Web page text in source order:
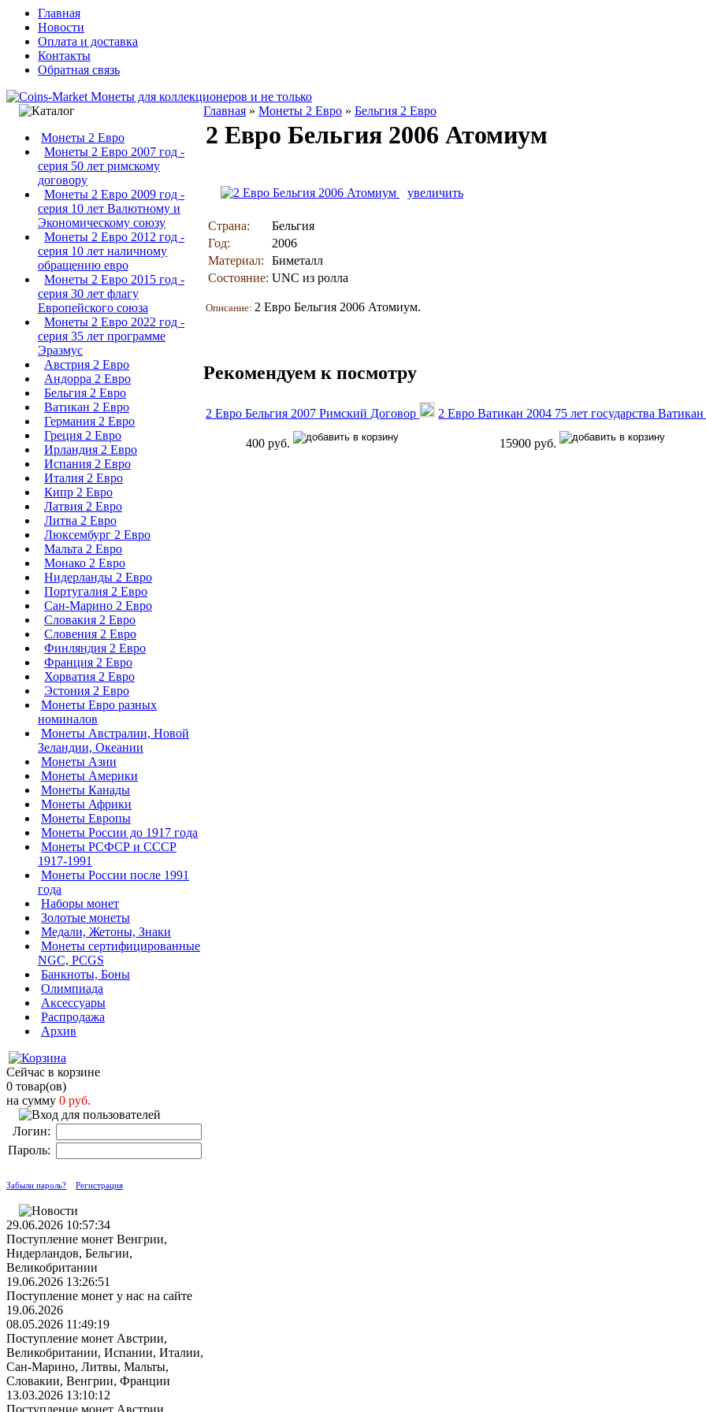
Главная
Новости
Оплата и доставка
Контакты
Обратная связь
Монеты 2 Евро
Монеты 2 Евро 2007 год -
серия 50 лет римскому
договору
Монеты 2 Евро 2009 год -
серия 10 лет Валютному и
Экономическому союзу
Монеты 2 Евро 2012 год -
серия 10 лет наличному
обращению евро
Монеты 2 Евро 2015 год -
серия 30 лет флагу
Европейского союза
Монеты 2 Евро 2022 год -
серия 35 лет программе
Эразмус
Австрия 2 Евро
Андорра 2 Евро
Бельгия 2 Евро
Ватикан 2 Евро
Германия 2 Евро
Греция 2 Евро
Ирландия 2 Евро
Испания 2 Евро
Италия 2 Евро
Кипр 2 Евро
Латвия 2 Евро
Литва 2 Евро
Люксембург 2 Евро
Мальта 2 Евро
Монако 2 Евро
Нидерланды 2 Евро
Португалия 2 Евро
Сан-Марино 2 Евро
Словакия 2 Евро
Словения 2 Евро
Финляндия 2 Евро
Франция 2 Евро
Хорватия 2 Евро
Эстония 2 Евро
Монеты Евро разных
номиналов
Монеты Австралии, Новой
Зеландии, Океании
Монеты Азии
Монеты Америки
Монеты Канады
Монеты Африки
Монеты Европы
Монеты России до 1917 года
Монеты РСФСР и СССР
1917-1991
Монеты России после 1991
года
Наборы монет
Золотые монеты
Медали, Жетоны, Знаки
Монеты сертифицированные
NGC, PCGS
Банкноты, Боны
Олимпиада
Аксессуары
Распродажа
Архив
Сейчас в корзине
0 товар(ов)
на сумму 0 руб.
Логин:
Пароль:
Забыли пароль? Регистрация
29.06.2026 10:57:34
Поступление монет Венгрии,
Нидерландов, Бельгии,
Великобритании
19.06.2026 13:26:51
Поступление монет у нас на сайте
19.06.2026
08.05.2026 11:49:19
Поступление монет Австрии,
Великобритании, Испании, Италии,
Сан-Марино, Литвы, Мальты,
Словакии, Венгрии, Франции
13.03.2026 13:10:12
Поступление монет Австрии,
Главная » Монеты 2 Евро » Бельгия 2 Евро
2 Евро Бельгия 2006 Атомиум
увеличить
Страна:
Бельгия
Год:
2006
Материал:
Биметалл
Состояние: UNC из ролла
Описание: 2 Евро Бельгия 2006 Атомиум.
Рекомендуем к посмотру
2 Евро Бельгия 2007 Римский Договор
400 руб.
2 Евро Ватикан 2004 75 лет государства Ватикан
15900 руб.